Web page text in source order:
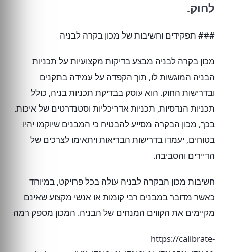
לחוק.
### תפקידים וחשיבות של מכון בקרה לבניה
מכון בקרה לבניה מבצע בדיקות מקצועיות על תכניות
הבניה המוגשות לו, תוך הקפדה על עמידה בתקנים
ובדרישות החוק. הוא עוסק בבדיקת תכניות בניה, כולל
תכניות הנדסיות, תכניות אדריכליות וסטנדרטים של איכות.
בכך, מכון הבקרה מסייע להבטיח כי המבנים שיוקמו יהיו
בטוחים, יעמדו בדרישות הבריאות ויתאימו לצרכים של
הדיירים והסביבה.
חשיבות מכון הבקרה לבניה עולה בכל פרויקט, במיוחד
כאשר מדובר במבנים רבי קומות או אנשי מקצוע שאינם
מקיימים את הקווים המנחים של הבניה. המכון מספק רמה
https://calibrate-